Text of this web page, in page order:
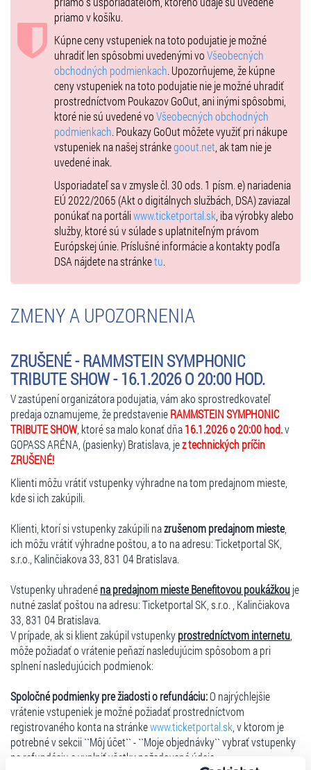
priamo v košíku.
Kúpne ceny vstupeniek na toto podujatie je možné
uhradiť len spôsobmi uvedenými voVšeobecných
obchodných podmienkach. Upozorňujeme, že kúpne
ceny vstupeniek na toto podujatie nie je možné uhradiť
prostredníctvom Poukazov GoOut, ani inými spôsobmi,
ktoré nie sú uvedené voVšeobecných obchodných
podmienkach. Poukazy GoOut môžete využiť pri nákupe
vstupeniek na našej stránkegoout.net , ak tam nie je
uvedené inak.
Usporiadateľ sa v zmysle čl. 30 ods. 1 písm. e) nariadenia
EÚ 2022/2065 (Akt o digitálnych službách, DSA) zaviazal
ponúkať na portáliwww.ticketportal.sk , iba výrobky alebo
služby, ktoré sú v súlade s uplatniteľným právom
Európskej únie. Príslušné informácie a kontakty podľa
DSA nájdete na stránketu.
ZMENY A UPOZORNENIA
ZRUŠENÉ - RAMMSTEIN SYMPHONIC
TRIBUTE SHOW - 16.1.2026 O 20:00 HOD.
V zastúpení organizátora podujatia, vám ako sprostredkovateľ
predaja oznamujeme, že predstavenieRAMMSTEIN SYMPHONIC
TRIBUTE SHOW, ktoré sa malo konať dňa16.1.2026 o 20:00 hod.v
GOPASS ARÉNA, (pasienky) Bratislava, jez technických príčin
ZRUŠENÉ!
Klienti môžu vrátiť vstupenky výhradne na tom predajnom mieste,
kde si ich zakúpili.
Klienti, ktorí si vstupenky zakúpili nazrušenom predajnom mieste,
ich môžu vrátiť výhradne poštou, a to na adresu: Ticketportal SK,
s.r.o., Kalinčiakova 33, 831 04 Bratislava.
Vstupenky uhradenéna predajnom mieste Benefitovou poukážkouje
nutné zaslať poštou na adresu: Ticketportal SK, s.r.o. , Kalinčiakova
33, 831 04 Bratislava.
V prípade, ak si klient zakúpil vstupenkyprostredníctvom internetu
môže požiadať o vrátenie peňazí nasledujúcim spôsobom a pri
splnení nasledujúcich podmienok:
Spoločné podmienky pre žiadosti o refundáciu:O najrýchlejšie
vrátenie vstupeniek je možné požiadať prostredníctvom
registrovaného konta na stránkewww.ticketportal.sk , v ktorom je
potrebné v sekcii ``Môj účet`` - ``Moje objednávky`` vybrať vstupenky
na refundáciu a vyplniť všetky požadované údaje.